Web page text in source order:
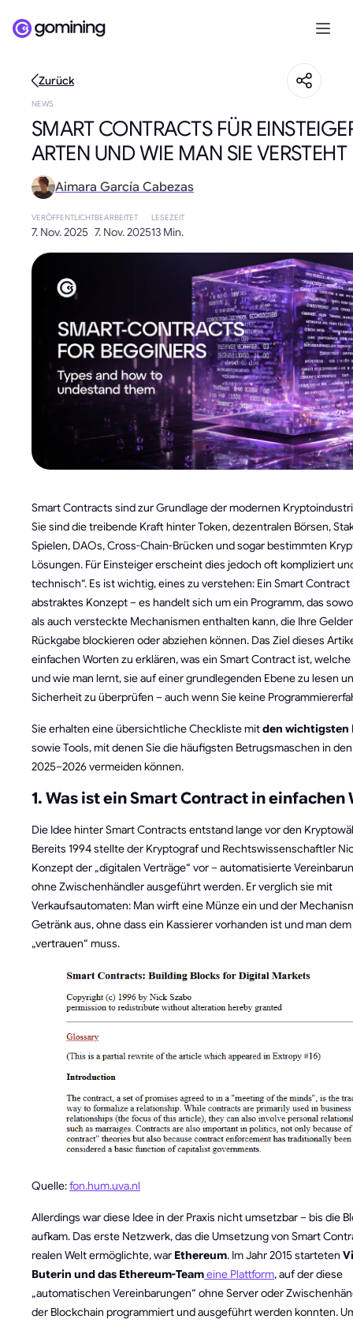
Zurück
NEWS
SMART CONTRACTS FÜR
ARTEN UND WIE MAN SIE VERSTEHT
Aimara García Cabezas
VERÖFFENTLICHT
7. Nov. 2025
BEARBEITET
7. Nov. 2025
LESEZEIT
13 Min.
Smart Contracts sind zur Grundlage der modernen
Sie sind die treibende Kraft hinter Token, dezentralen Börsen,
Spielen, DAOs, Cross-Chain-Brücken und sogar bestimmten
Lösungen. Für Einsteiger erscheint dies jedoch oft kompliziert
technisch“. Es ist wichtig, eines zu verstehen: Ein Smart Contract
abstraktes Konzept – es handelt sich um ein Programm, das
als auch versteckte Mechanismen enthalten kann, die Ihre
Rückgabe blockieren oder abziehen können. Das Ziel dieses
einfachen Worten zu erklären, was ein Smart Contract ist,
und wie man lernt, sie auf einer grundlegenden Ebene zu lesen
Sicherheit zu überprüfen – auch wenn Sie keine
Sie erhalten eine übersichtliche Checkliste mitden wichtigsten
sowie Tools, mit denen Sie die häufigsten Betrugsmaschen in
2025–2026 vermeiden können.
1. Was ist ein Smart Contract in einfachen
Die Idee hinter Smart Contracts entstand lange vor den
Bereits 1994 stellte der Kryptograf und Rechtswissenschaftler
Konzept der „digitalen Verträge“ vor – automatisierte
ohne Zwischenhändler ausgeführt werden. Er verglich sie mit
Verkaufsautomaten: Man wirft eine Münze ein und der
Getränk aus, ohne dass ein Kassierer vorhanden ist und man
„vertrauen“ muss.
Quelle:fon.hum.uva.nl
Allerdings war diese Idee in der Praxis nicht umsetzbar – bis die
aufkam. Das erste Netzwerk, das die Umsetzung von Smart
realen Welt ermöglichte, war Ethereum. Im Jahr 2015 starteten
Buterin und das Ethereum-Teameine Plattform, auf der diese
„automatischen Vereinbarungen“ ohne Server oder
der Blockchain programmiert und ausgeführt werden konnten.